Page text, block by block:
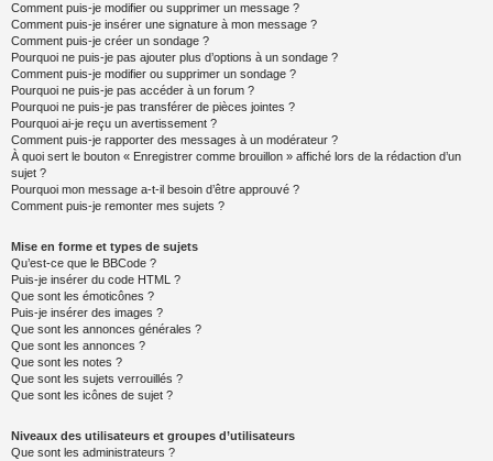
Comment puis-je modifier ou supprimer un message ?
Comment puis-je insérer une signature à mon message ?
Comment puis-je créer un sondage ?
Pourquoi ne puis-je pas ajouter plus d’options à un sondage ?
Comment puis-je modifier ou supprimer un sondage ?
Pourquoi ne puis-je pas accéder à un forum ?
Pourquoi ne puis-je pas transférer de pièces jointes ?
Pourquoi ai-je reçu un avertissement ?
Comment puis-je rapporter des messages à un modérateur ?
À quoi sert le bouton « Enregistrer comme brouillon » affiché lors de la rédaction d’un
sujet ?
Pourquoi mon message a-t-il besoin d’être approuvé ?
Comment puis-je remonter mes sujets ?
Mise en forme et types de sujets
Qu’est-ce que le BBCode ?
Puis-je insérer du code HTML ?
Que sont les émoticônes ?
Puis-je insérer des images ?
Que sont les annonces générales ?
Que sont les annonces ?
Que sont les notes ?
Que sont les sujets verrouillés ?
Que sont les icônes de sujet ?
Niveaux des utilisateurs et groupes d’utilisateurs
Que sont les administrateurs ?